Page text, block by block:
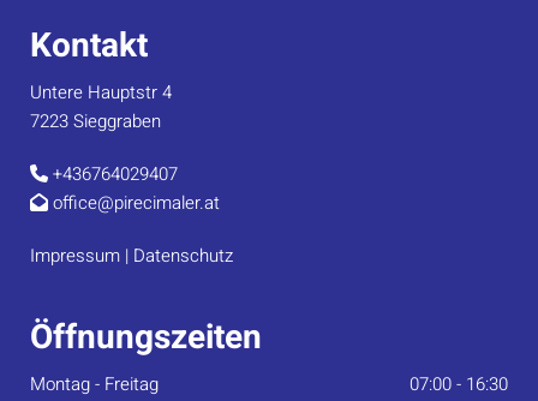
Kontakt
Untere Hauptstr 4
7223 Sieggraben
 +436764029407
 office@pirecimaler.at
Impressum | Datenschutz
Öffnungszeiten
Montag - Freitag 07:00 - 16:30